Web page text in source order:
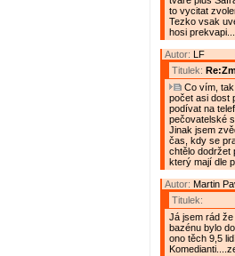
to vycitat
Tezko vsak
hosi prekvapi...
Autor: LF
Titulek:
Co vím,
počet asi dost
podívat na
pečovatelské
Jinak jsem
čas, kdy se
chtělo dodržet
který mají dle
Autor: Martin
Titulek:
Já jsem rád
bazénu bylo
ono těch 9,5